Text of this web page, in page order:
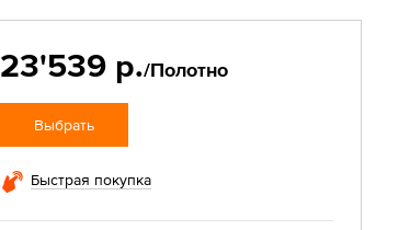
23'539 р./Полотно
Выбрать
Быстрая покупка